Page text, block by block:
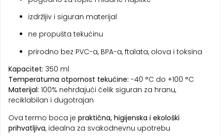
izdržljiv i siguran materijal
ne propušta tekućinu
prirodno bez PVC-a, BPA-a, ftalata, olova i toksina
Kapacitet: 350 ml
Temperaturna otpornost tekućine: -40 °C do +100 °C
Materijal: 100% nehrđajući čelik siguran za hranu,
reciklabilan i dugotrajan
Ova termo boca je praktična, higijenska i ekološki
prihvatljiva, idealna za svakodnevnu upotrebu